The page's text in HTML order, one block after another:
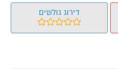
דירוג גולשים